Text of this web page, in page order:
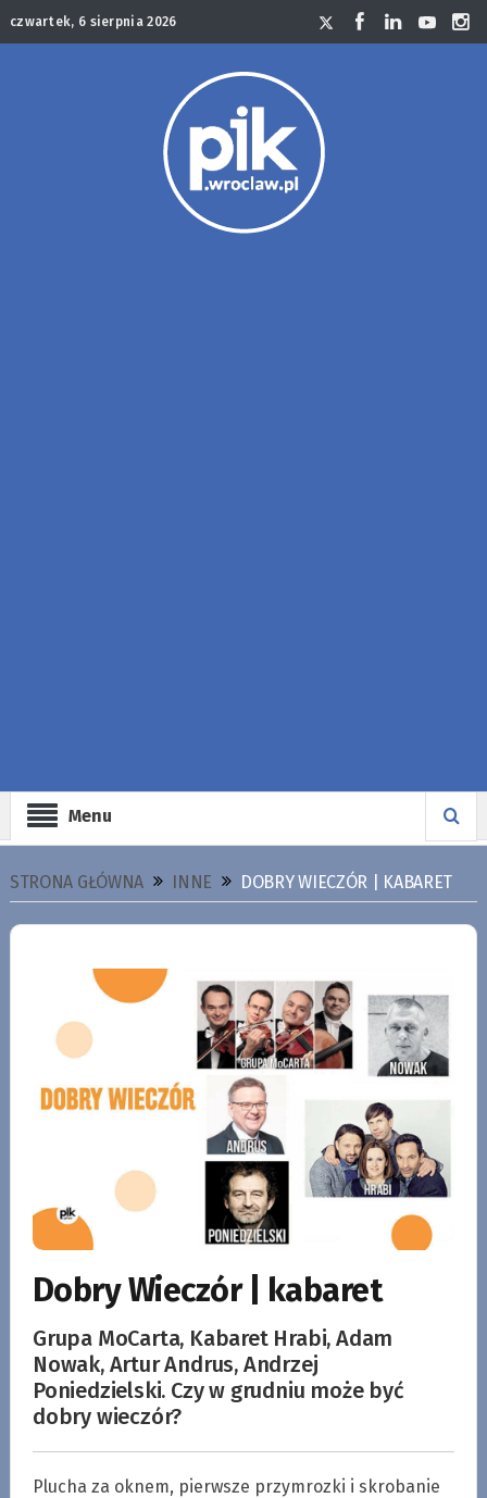
czwartek, 6 sierpnia 2026
Menu
STRONA GŁÓWNA INNE DOBRY WIECZÓR | KABARET
Dobry Wieczór | kabaret
Grupa MoCarta, Kabaret Hrabi, Adam
Nowak, Artur Andrus, Andrzej
Poniedzielski. Czy w grudniu może być
dobry wieczór?
Plucha za oknem, pierwsze przymrozki i skrobanie